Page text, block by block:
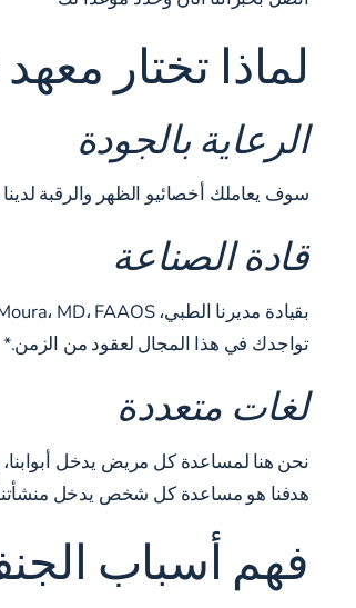
لماذا تختار
الرعاية بالجودة
سوف يعاملك أخصائيو الظهر والرقبة
قادة الصناعة
تواجدك في هذا المجال لعقود من الزمن.*
لغات متعددة
نحن هنا لمساعدة كل مريض يدخل أبوابنا،
هدفنا هو مساعدة كل شخص يدخل
فهم أسباب